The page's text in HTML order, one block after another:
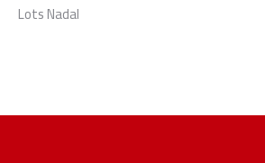
Lots Nadal